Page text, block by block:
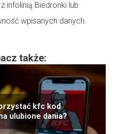
infolinią Biedronki lub
wpisanych danych.
także:
kfc kod
ulubione dania?